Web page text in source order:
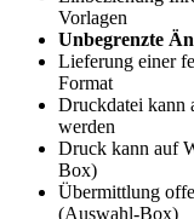
Vorlagen
Unbegrenzte
Lieferung einer
Format
Druckdatei kann
werden
Druck kann auf
Box)
Übermittlung
(Auswahl-Box)